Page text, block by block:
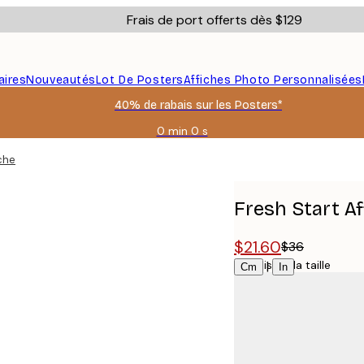
Frais de port offerts dès $129
NouveautésLot De PostersAffiches Photo Personnalisées
40% de rabais sur les Posters*
0 min 0 s
Valable
Fresh Start
$21.60$36
Cm | In
Choisissez la taille